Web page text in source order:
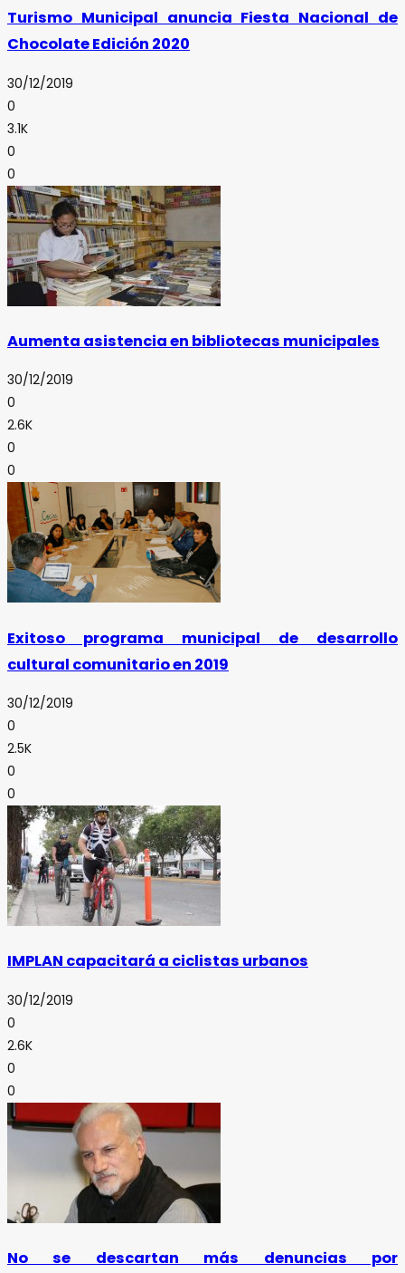
Turismo Municipal anuncia Fiesta Nacional de
Chocolate Edición 2020
30/12/2019
0
3.1K
0
0
Aumenta asistencia en bibliotecas municipales
30/12/2019
0
2.6K
0
0
Exitoso programa municipal de desarrollo
cultural comunitario en 2019
30/12/2019
0
2.5K
0
0
IMPLAN capacitará a ciclistas urbanos
30/12/2019
0
2.6K
0
0
No se descartan más denuncias por